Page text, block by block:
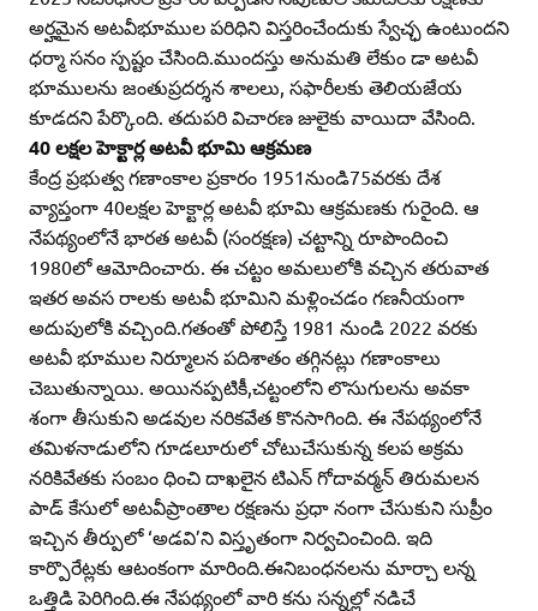
అర్హమైన అటవీభూముల పరిధిని విస్తరించేందుకు స్వేచ్ఛ ఉంటుందని
ధర్మా సనం స్పష్టం చేసింది.ముందస్తు అనుమతి లేకుం డా అటవీ
భూములను జంతుప్రదర్శన శాలలు, సఫారీలకు తెలియజేయ
కూడదని పేర్కొంది. తదుపరి విచారణ జులైకు వాయిదా వేసింది.
40 లక్షల హెక్టార్ల అటవీ భూమి ఆక్రమణ
కేంద్ర ప్రభుత్వ గణాంకాల ప్రకారం 1951నుండి75వరకు దేశ
వ్యాప్తంగా 40లక్షల హెక్టార్ల అటవీ భూమి ఆక్రమణకు గురైంది. ఆ
నేపథ్యంలోనే భారత అటవీ (సంరక్షణ) చట్టాన్ని రూపొందించి
1980లో ఆమోదించారు. ఈ చట్టం అమలులోకి వచ్చిన తరువాత
ఇతర అవస రాలకు అటవీ భూమిని మళ్లించడం గణనీయంగా
అదుపులోకి వచ్చింది.గతంతో పోలిస్తే 1981 నుండి 2022 వరకు
అటవీ భూముల నిర్మూలన పదిశాతం తగ్గినట్లు గణాంకాలు
చెబుతున్నాయి. అయినప్పటికీ,చట్టంలోని లొసుగులను అవకా
శంగా తీసుకుని అడవుల నరికవేత కొనసాగింది. ఈ నేపథ్యంలోనే
తమిళనాడులోని గూడలూరులో చోటుచేసుకున్న కలప అక్రమ
నరికివేతకు సంబం ధించి దాఖలైన టిఎన్‌ గోదావర్మన్‌ తిరుమలన
పాడ్‌ కేసులో అటవీప్రాంతాల రక్షణను ప్రధా నంగా చేసుకుని సుప్రీం
ఇచ్చిన తీర్పులో ‘అడవి’ని విస్తృతంగా నిర్వచించింది. ఇది
కార్పొరేట్లకు ఆటంకంగా మారింది.ఈనిబంధనలను మార్చా లన్న
ఒత్తిడి పెరిగింది.ఈ నేపథ్యంలో వారి కను సన్నల్లో నడిచే